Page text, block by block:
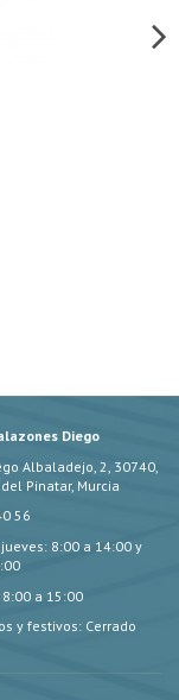
Diego
Albaladejo, 2, 30740,
Pinatar, Murcia
56
8:00 a 14:00 y
a 15:00
y festivos: Cerrado